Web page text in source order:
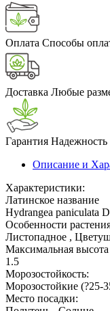
Оплата Способы
Доставка Любые
Гарантия Надежность
Описание и
Характеристики:
Латинское название
Hydrangea paniculata
Особенности
Листопадное ,
Максимальная
1.5
Морозостойкость:
Морозостойкие (?25-
Место посадки: